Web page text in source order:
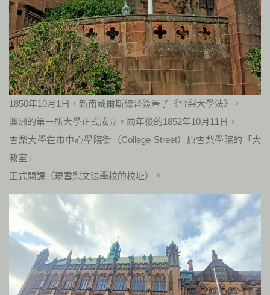
1850年10月1日，新南威爾斯總督簽署了《雪梨大學法》，
澳洲的第一所大學正式成立。兩年後的1852年10月11日，
雪梨大學在市中心學院街（College Street）原雪梨學院的「大
教室」
正式開課（現雪梨文法學校的校址）。